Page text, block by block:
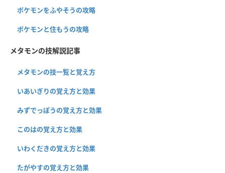
ポケモンをふやそうの攻略
ポケモンと住もうの攻略
メタモンの技解説記事
メタモンの技一覧と覚え方
いあいぎりの覚え方と効果
みずでっぽうの覚え方と効果
このはの覚え方と効果
いわくだきの覚え方と効果
たがやすの覚え方と効果